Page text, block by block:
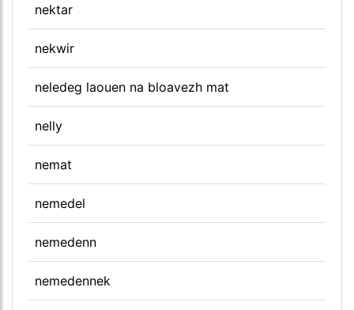
nektar
nekwir
neledeg laouen na bloavezh mat
nelly
nemat
nemedel
nemedenn
nemedennek